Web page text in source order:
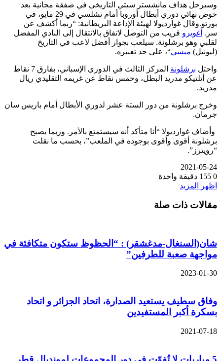
وسيرحل هداف مانشستر سيتي التاريخي في صفقة مجانية بعد
خوض نهائي دوري أبطال أوروبا أمام تشلسي في 29 مايو، في
بورتو.وقال غوارديولا لهيئة الإذاعة البريطانية: “ربما أكشف عن
سر. أغويرو قريب من التوصل لاتفاق بالانتقال إلى النادي المفضل
لقلبي وهو برشلونة. سيلعب بجوار أفضل لاعب في التاريخ
(ليونيل) ميسي“، على حد تعبيره.
واحتل برشلونة
المركز الثالث في الدوري الإسباني، بفارق 7 نقاط
عن أتلتيكو مدريد البطل، وخمس نقاط عن غريمه التقليدي ريال
مدريد.
وخرج برشلونة من دور الستة عشر لدوري الأبطال أمام باريس سان
جرمان.
وأضاف غوارديولا “أنا متأكد أنه سيستمتع بالأمر. وربما يصبح
برشلونة أقوى وأقوى بوجوده في الملعب”، بحسب ما نقلت
“رويترز”.
2021-05-24
0
دقيقة واحدة
اظهر المزيد
مقالات ذات صلة
شان(السنغال-مدغشقر) : “الحظوظ ستكون متكافئة في
مواجهة صعبة للطرفين”
2023-01-30
وفاق سطيف يستعيد الصدارة، اتحاد الجزائر و اتحاد
بسكرة أكبر المستفيدين
2021-07-18